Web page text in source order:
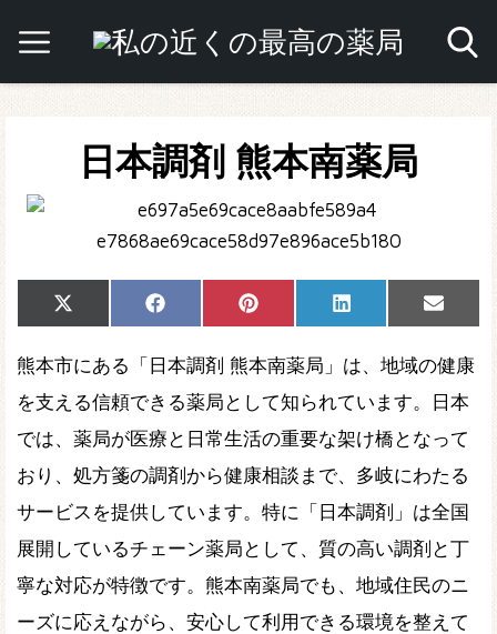
日本調剤 熊本南薬局
Share
on
X
(Twitter)
Share
on
Facebook Share
on
Pinterest Share
on
LinkedIn
Share
on
Email
熊本市にある「日本調剤 熊本南薬局」は、地域の健康
を支える信頼できる薬局として知られています。日本
では、薬局が医療と日常生活の重要な架け橋となって
おり、処方箋の調剤から健康相談まで、多岐にわたる
サービスを提供しています。特に「日本調剤」は全国
展開しているチェーン薬局として、質の高い調剤と丁
寧な対応が特徴です。熊本南薬局でも、地域住民のニ
ーズに応えながら、安心して利用できる環境を整えて